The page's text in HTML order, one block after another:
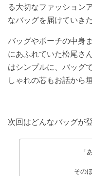
る大切なファッション
なバッグを届けていき
バッグやポーチの中身
にあふれていた松尾さ
はシンプルに、バッグ
しゃれの芯もお話から
次回はどんなバッグが
「
その